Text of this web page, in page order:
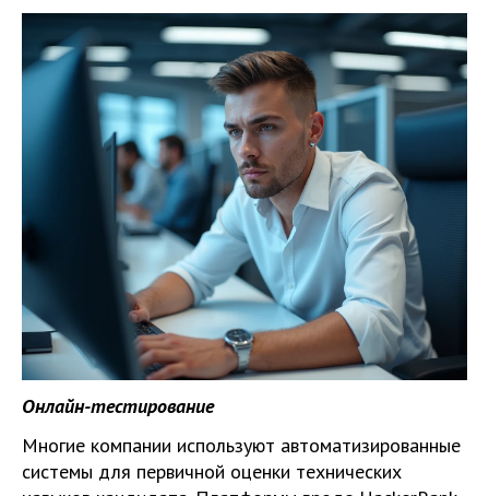
Онлайн-тестирование
Многие компании используют автоматизированные
системы для первичной оценки технических